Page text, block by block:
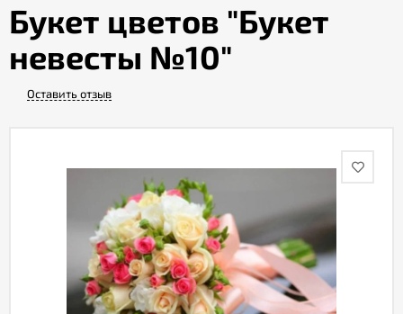
Гарантии
Акции
оформить
Букет цветов "Букет
невесты №10"
Оставить отзыв